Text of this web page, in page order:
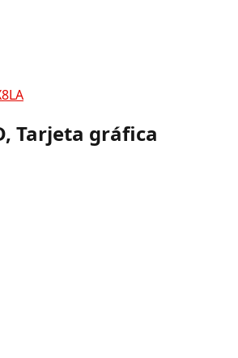
Tarjeta gráfica